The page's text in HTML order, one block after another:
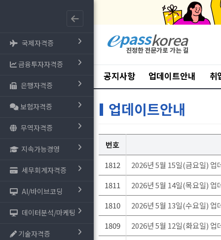
국제자격증
금융투자자격증
은행자격증
보험자격증
무역자격증
지속가능경영
세무회계자격증
AI/바이브코딩
데이터분석/마케팅
기술자격증
공지사항 업데이트안내 취
업데이트안내
번호
1812
2026년 5월 15일(금요일) 업
1811
2026년 5월 14일(목요일) 업
1810
2026년 5월 13일(수요일) 업
1809
2026년 5월 12일(화요일) 업